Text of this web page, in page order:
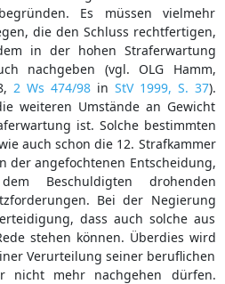
Es müssen vielmehr
die den Schluss rechtfertigen,
in der hohen Straferwartung
nachgeben (vgl. OLG Hamm,
2 Ws 474/98in StV 1999, S. 37).
weiteren Umstände an Gewicht
ist. Solche bestimmten
auch schon die 12. Strafkammer
der angefochtenen Entscheidung,
Beschuldigten drohenden
Bei der Negierung
dass auch solche aus
stehen können. Überdies wird
Verurteilung seiner beruflichen
nicht mehr nachgehen dürfen.